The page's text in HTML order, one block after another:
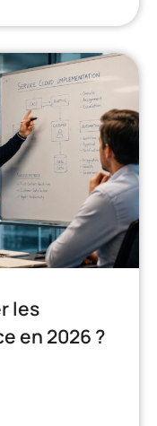
les
en 2026 ?